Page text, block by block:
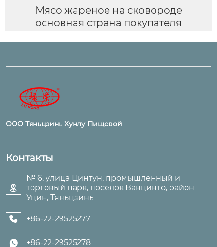
Мясо жареное на сковороде
основная страна покупателя
ООО Тяньцзинь Хунлу Пищевой
Контакты

№ 6, улица Цинтун, промышленный и
торговый парк, поселок Ванцинто, район
Уцин, Тяньцзинь
 +86-22-29525277
 +86-22-29525278